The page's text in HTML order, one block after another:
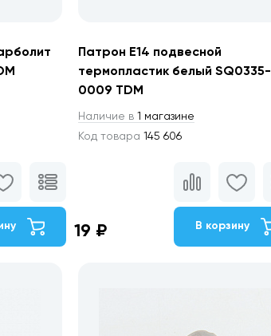
Патрон Е14 подвесной
термопластик белый SQ0335-
0009 TDM
Наличие в1 магазине
Код товара 145 606
19 ₽ В корзину